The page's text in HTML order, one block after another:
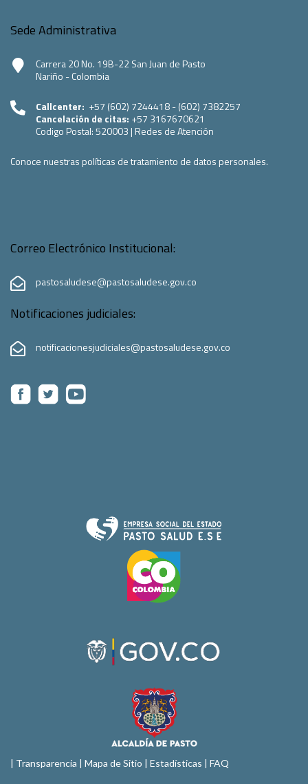
Sede Administrativa
Carrera 20 No. 19B-22 San Juan de Pasto
Nariño - Colombia
Callcenter: +57 (602) 7244418 - (602) 7382257
Cancelación de citas: +57 3167670621
Codigo Postal:520003 | Redes de Atención
Conoce nuestras políticas de tratamiento de datos personales.
Correo Electrónico Institucional:
pastosaludese@pastosaludese.gov.co
Notificaciones judiciales:
notificacionesjudiciales@pastosaludese.gov.co
| Transparencia | Mapa de Sitio | Estadísticas | FAQ